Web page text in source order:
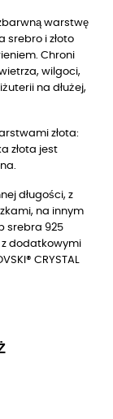
warstwę
srebro i złoto
Chroni
wilgoci,
na dłużej,
złota:
złota jest
długości, z
na innym
srebra 925
z dodatkowymi
CRYSTAL